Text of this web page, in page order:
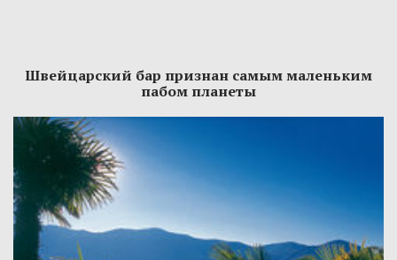
Швейцарский бар признан самым маленьким
пабом планеты